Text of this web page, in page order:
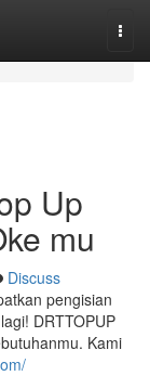
Up
mu
Discuss
pengisian
DRTTOPUP
Kami